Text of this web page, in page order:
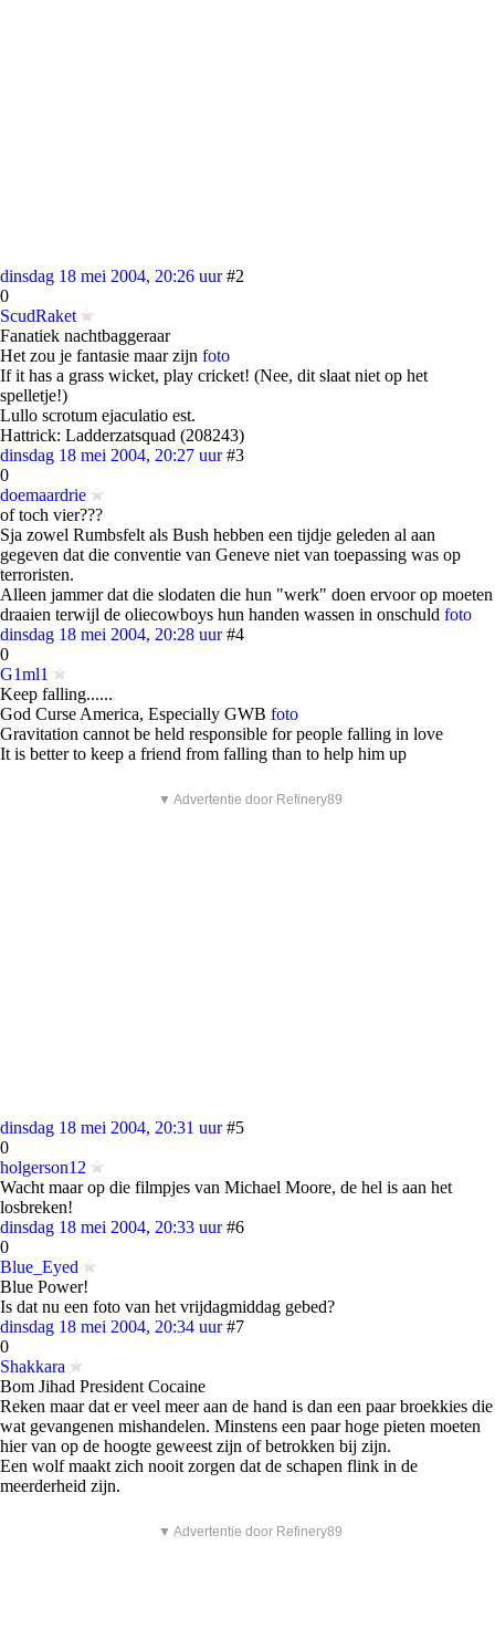
dinsdag 18 mei 2004, 20:26 uur #2
0
ScudRaket
Fanatiek nachtbaggeraar
Het zou je fantasie maar zijn foto
If it has a grass wicket, play cricket! (Nee, dit slaat niet op het
spelletje!)
Lullo scrotum ejaculatio est.
Hattrick: Ladderzatsquad (208243)
dinsdag 18 mei 2004, 20:27 uur #3
0
doemaardrie
of toch vier???
Sja zowel Rumbsfelt als Bush hebben een tijdje geleden al aan
gegeven dat die conventie van Geneve niet van toepassing was op
terroristen.
Alleen jammer dat die slodaten die hun "werk" doen ervoor op moeten
draaien terwijl de oliecowboys hun handen wassen in onschuld foto
dinsdag 18 mei 2004, 20:28 uur #4
0
G1ml1
Keep falling......
God Curse America, Especially GWB foto
Gravitation cannot be held responsible for people falling in love
It is better to keep a friend from falling than to help him up
▼ Advertentie door Refinery89
dinsdag 18 mei 2004, 20:31 uur #5
0
holgerson12
Wacht maar op die filmpjes van Michael Moore, de hel is aan het
losbreken!
dinsdag 18 mei 2004, 20:33 uur #6
0
Blue_Eyed
Blue Power!
Is dat nu een foto van het vrijdagmiddag gebed?
dinsdag 18 mei 2004, 20:34 uur #7
0
Shakkara
Bom Jihad President Cocaine
Reken maar dat er veel meer aan de hand is dan een paar broekkies die
wat gevangenen mishandelen. Minstens een paar hoge pieten moeten
hier van op de hoogte geweest zijn of betrokken bij zijn.
Een wolf maakt zich nooit zorgen dat de schapen flink in de
meerderheid zijn.
▼ Advertentie door Refinery89